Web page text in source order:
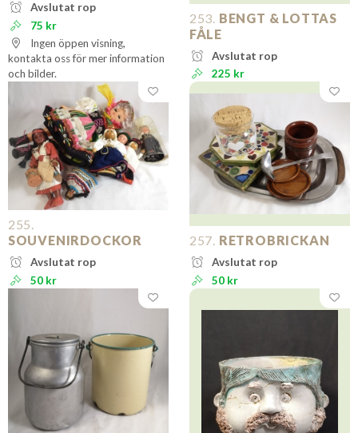
Avslutat rop
75 kr
Ingen öppen visning,
kontakta oss för mer information
och bilder.
253. BENGT & LOTTAS
FÅLE
Avslutat rop
225 kr
255.
SOUVENIRDOCKOR
Avslutat rop
50 kr
257. RETROBRICKAN
Avslutat rop
50 kr